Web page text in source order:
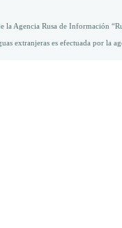
Agencia Rusa de Información
extranjeras es efectuada por la